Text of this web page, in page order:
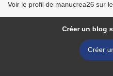
Voir le profil de manucrea26 sur
Créer un blog
Créer